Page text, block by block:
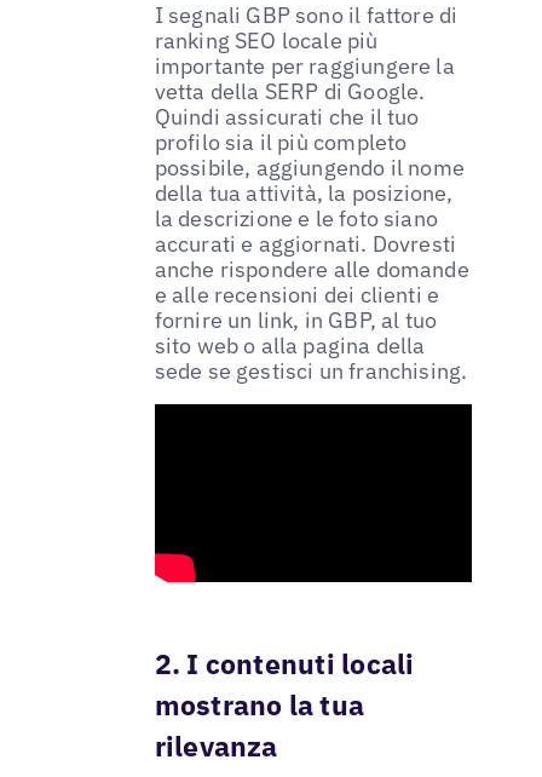
I segnali GBP sono il fattore di
ranking SEO locale più
importante per raggiungere la
vetta della SERP di Google.
Quindi assicurati che il tuo
profilo sia il più completo
possibile, aggiungendo il nome
della tua attività, la posizione,
la descrizione e le foto siano
accurati e aggiornati. Dovresti
anche rispondere alle domande
e alle recensioni dei clienti e
fornire un link, in GBP, al tuo
sito web o alla pagina della
sede se gestisci un franchising.
2. I contenuti locali
mostrano la tua
rilevanza